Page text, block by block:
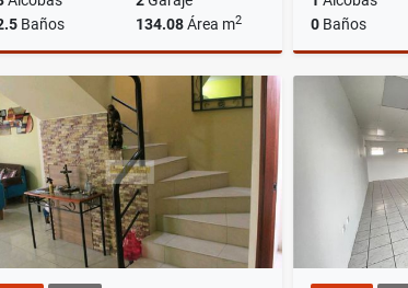
Baños 134.08Área m2
Venta
US$81,900
0 Baños